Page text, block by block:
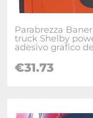
Parabrezza
truck Shelby
adesivo grafico
€31.73